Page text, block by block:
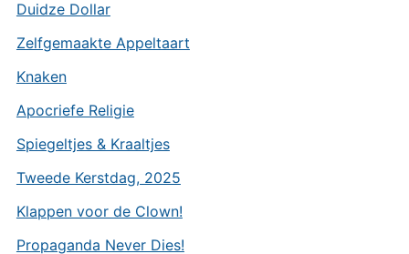
Duidze Dollar
Zelfgemaakte Appeltaart
Knaken
Apocriefe Religie
Spiegeltjes & Kraaltjes
Tweede Kerstdag, 2025
Klappen voor de Clown!
Propaganda Never Dies!